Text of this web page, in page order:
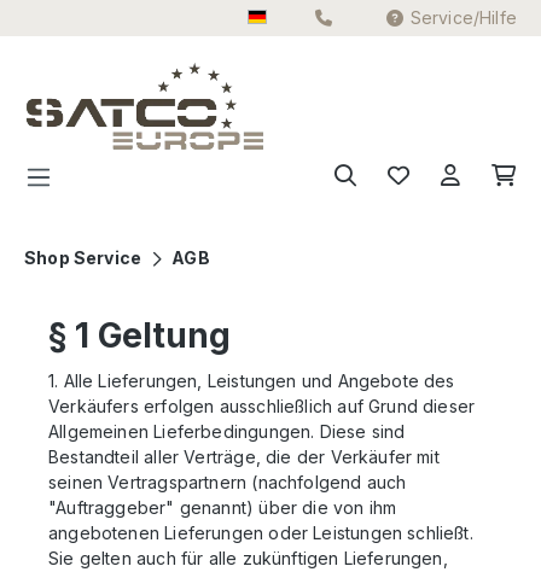
Zum Hauptinhalt springen Service/Hilfe
Shop Service AGB
§ 1 Geltung
1. Alle Lieferungen, Leistungen und Angebote des
Verkäufers erfolgen ausschließlich auf Grund dieser
Allgemeinen Lieferbedingungen. Diese sind
Bestandteil aller Verträge, die der Verkäufer mit
seinen Vertragspartnern (nachfolgend auch
"Auftraggeber" genannt) über die von ihm
angebotenen Lieferungen oder Leistungen schließt.
Sie gelten auch für alle zukünftigen Lieferungen,